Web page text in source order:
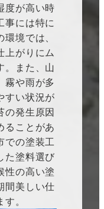
度が高い時
事には特に
境では、
上がりにム
。また、山
霧や雨が多
すい状況が
の発生原因
ることがあ
での塗装工
た塗料選び
性の高い塗
間美しい仕
。